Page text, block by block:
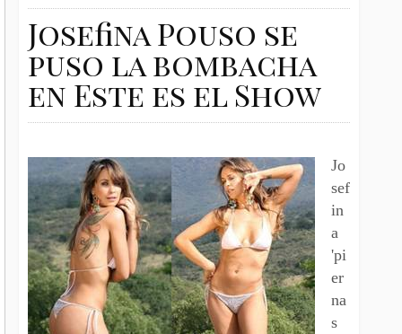
Josefina Pouso se
puso la bombacha
en Este es el Show
Jo
sef
in
a
'pi
er
na
s